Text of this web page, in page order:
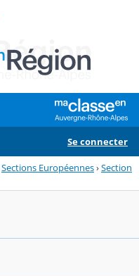
Se connecter
Sections Européennes›Section